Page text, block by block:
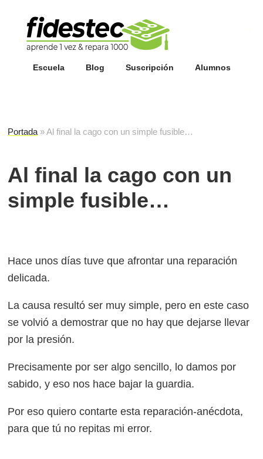
Escuela Blog Suscripción Alumnos
Portada »Al final la cago con un simple fusible…
Al final la cago con un
simple fusible…
Hace unos días tuve que afrontar una reparación
delicada.
La causa resultó ser muy simple, pero en este caso
se volvió a demostrar que no hay que dejarse llevar
por la presión.
Precisamente por ser algo sencillo, lo damos por
sabido, y eso nos hace bajar la guardia.
Por eso quiero contarte esta reparación-anécdota,
para que tú no repitas mi error.